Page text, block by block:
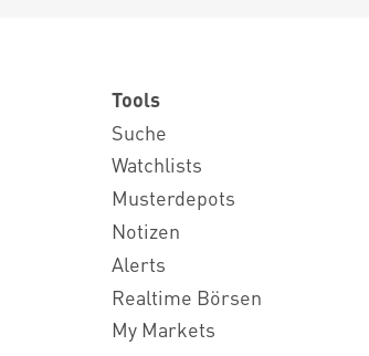
Tools
Suche
Watchlists
Musterdepots
Notizen
Alerts
Realtime Börsen
My Markets